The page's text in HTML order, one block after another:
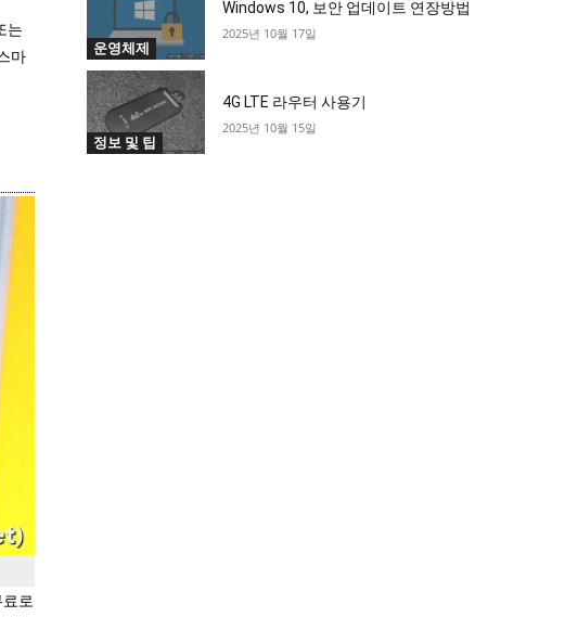
는
마
로
운영체제
Windows 10, 보안 업데이트 연장방법
2025년 10월 17일
정보 및 팁
4G LTE 라우터 사용기
2025년 10월 15일